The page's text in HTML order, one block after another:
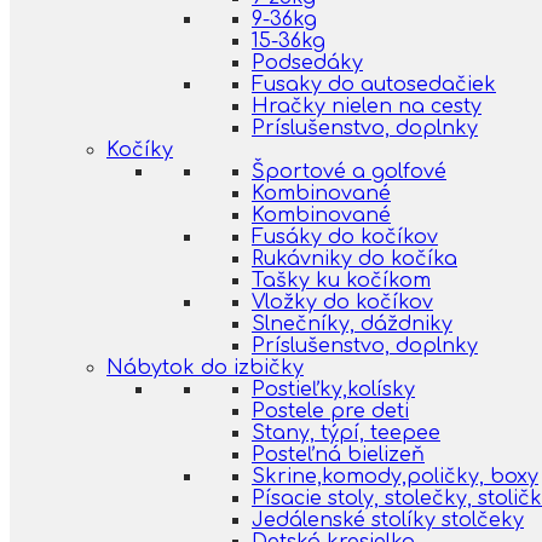
9-36kg
15-36kg
Podsedáky
Fusaky do autosedačiek
Hračky nielen na cesty
Príslušenstvo, doplnky
Kočíky
Športové a golfové
Kombinované
Kombinované
Fusáky do kočíkov
Rukávniky do kočíka
Tašky ku kočíkom
Vložky do kočíkov
Slnečníky, dáždniky
Príslušenstvo, doplnky
Nábytok do izbičky
Postieľky,kolísky
Postele pre deti
Stany, týpí, teepee
Posteľná bielizeň
Skrine,komody,poličky, boxy
Písacie stoly, stolečky,
Jedálenské stolíky stolčeky